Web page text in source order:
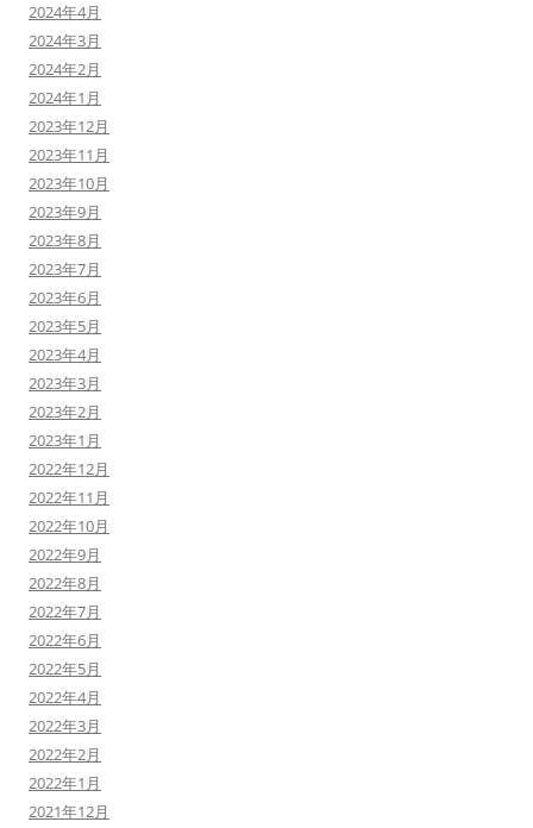
2024年4月
2024年3月
2024年2月
2024年1月
2023年12月
2023年11月
2023年10月
2023年9月
2023年8月
2023年7月
2023年6月
2023年5月
2023年4月
2023年3月
2023年2月
2023年1月
2022年12月
2022年11月
2022年10月
2022年9月
2022年8月
2022年7月
2022年6月
2022年5月
2022年4月
2022年3月
2022年2月
2022年1月
2021年12月